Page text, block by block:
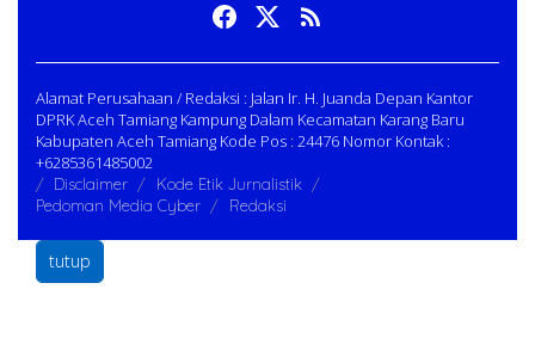
Alamat Perusahaan / Redaksi : Jalan Ir. H. Juanda Depan Kantor
DPRK Aceh Tamiang Kampung Dalam Kecamatan Karang Baru
Kabupaten Aceh Tamiang Kode Pos : 24476 Nomor Kontak :
+6285361485002
Disclaimer
Kode Etik Jurnalistik
Pedoman Media Cyber
Redaksi
tutup